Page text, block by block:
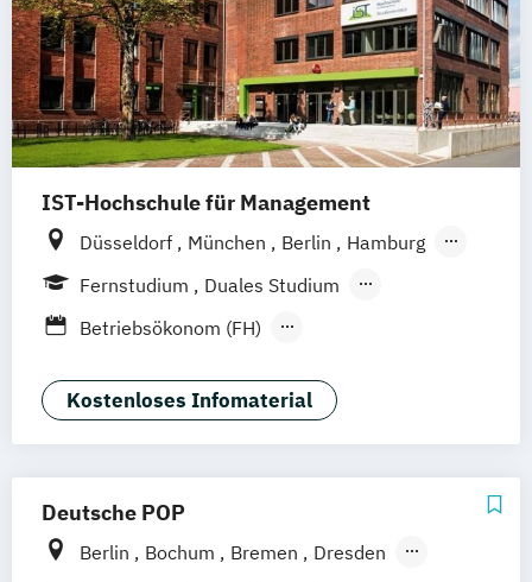
IST-Hochschule für Management
Düsseldorf München Berlin
Hamburg
Weil am Rhein
Frankfurt am Main
Fernstudium
Duales Studium
Fernlehrgang
Betriebsökonom (FH)
Business Administration (dual)
Digitalisierungsmanagement
Kommunikation & Eventmanagement
Kommunikation & Eventmanagement
Kostenloses Infomaterial
Deutsche POP
Berlin Bochum Bremen
Dresden